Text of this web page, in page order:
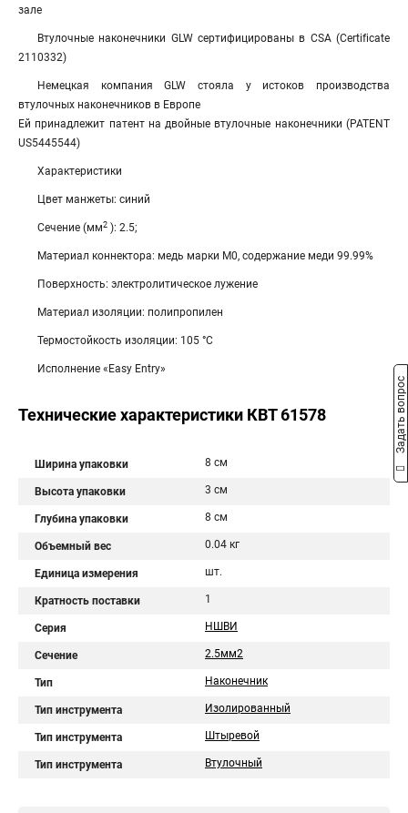
зале
Втулочные наконечники GLW сертифицированы в CSA (Certificate
2110332)
Немецкая компания GLW стояла у истоков производства
втулочных наконечников в Европе
Ей принадлежит патент на двойные втулочные наконечники (PATENT
US5445544)
Характеристики
Цвет манжеты: синий
Сечение (мм2 ): 2.5;
Материал коннектора: медь марки М0, содержание меди 99.99%
Поверхность: электролитическое лужение
Материал изоляции: полипропилен
Термостойкость изоляции: 105 °C
Исполнение «Easy Entry»
Технические характеристики КВТ 61578
Ширина упаковки 8 см
Высота упаковки 3 см
Глубина упаковки 8 см
Объемный вес 0.04 кг
Единица измерения шт.
Кратность поставки 1
Серия НШВИ
Сечение 2.5мм2
Тип Наконечник
Тип инструмента Изолированный
Тип инструмента Штыревой
Тип инструмента Втулочный
Задать вопрос